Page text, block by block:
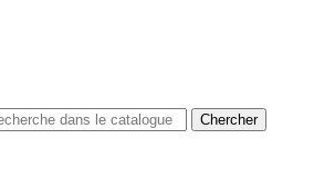
Chercher